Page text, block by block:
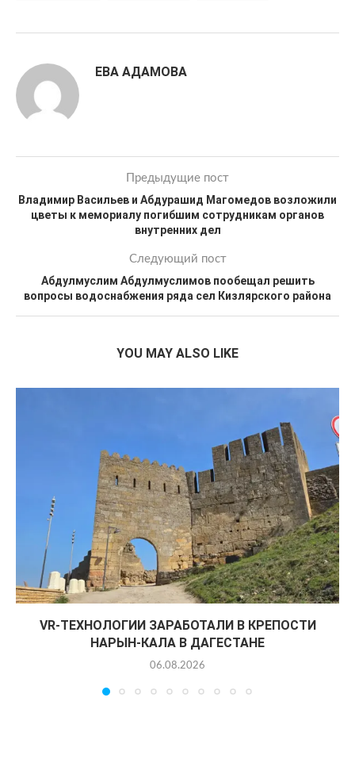
ЕВА АДАМОВА
Предыдущие пост
Владимир Васильев и Абдурашид Магомедов возложили
цветы к мемориалу погибшим сотрудникам органов
внутренних дел
Следующий пост
Абдулмуслим Абдулмуслимов пообещал решить
вопросы водоснабжения ряда сел Кизлярского района
YOU MAY ALSO LIKE
VR-ТЕХНОЛОГИИ ЗАРАБОТАЛИ В КРЕПОСТИ
НАРЫН-КАЛА В ДАГЕСТАНЕ
06.08.2026